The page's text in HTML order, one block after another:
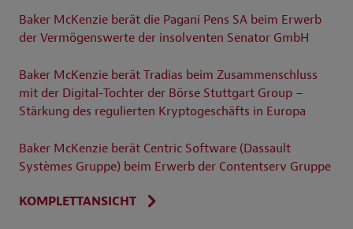
Baker McKenzie berät die Pagani Pens SA beim Erwerb
der Vermögenswerte der insolventen Senator GmbH
Baker McKenzie berät Tradias beim Zusammenschluss
mit der Digital-Tochter der Börse Stuttgart Group –
Stärkung des regulierten Kryptogeschäfts in Europa
Baker McKenzie berät Centric Software (Dassault
Systèmes Gruppe) beim Erwerb der Contentserv Gruppe
KOMPLETTANSICHT